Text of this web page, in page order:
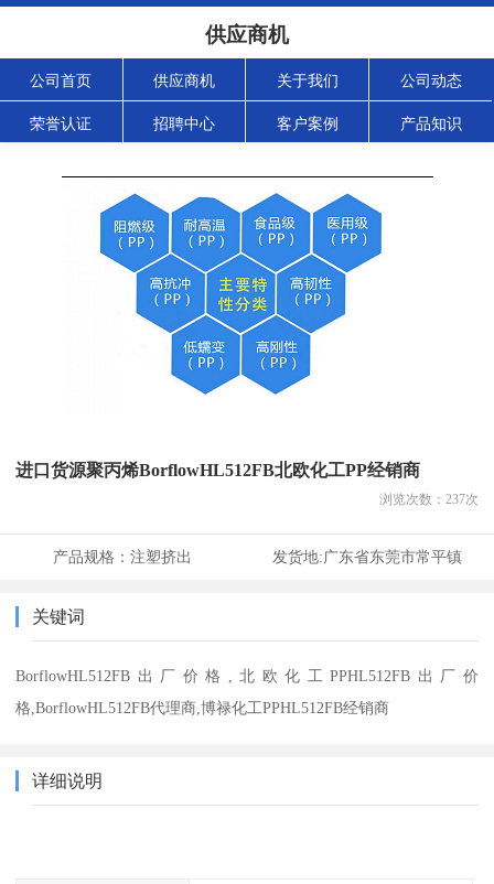
供应商机
公司首页 供应商机 关于我们 公司动态
荣誉认证 招聘中心 客户案例 产品知识
进口货源聚丙烯BorflowHL512FB北欧化工PP经销商
浏览次数： 237次
产品规格： 注塑挤出 发货地:广东省东莞市常平镇
关键词
BorflowHL512FB出厂价格,北欧化工PPHL512FB出厂价
格,BorflowHL512FB代理商,博禄化工PPHL512FB经销商
详细说明